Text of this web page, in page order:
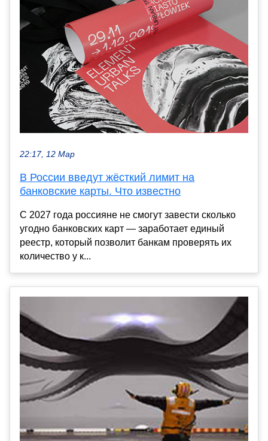
22:17, 12 Мар
В России введут жёсткий лимит на
банковские карты. Что известно
С 2027 года россияне не смогут завести сколько
угодно банковских карт — заработает единый
реестр, который позволит банкам проверять их
количество у к...